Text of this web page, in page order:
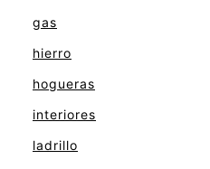
gas
hierro
hogueras
interiores
ladrillo